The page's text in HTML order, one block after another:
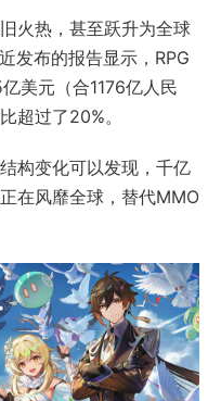
火热，甚至跃升为全球
发布的报告显示，RPG
美元（合1176亿人民
超过了20%。
构变化可以发现，千亿
在风靡全球，替代MMO